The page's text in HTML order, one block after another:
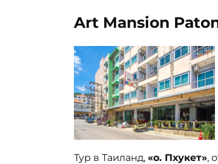
Art Mansion
Тур в Таиланд, «о. Пхукет»,